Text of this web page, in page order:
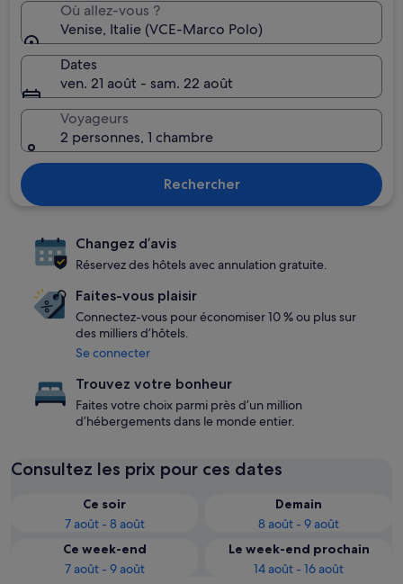
Où allez-vous ?
Venise, Italie (VCE-Marco Polo)
Dates
ven. 21 août - sam. 22 août
Voyageurs
2 personnes, 1 chambre
Rechercher
Changez d’avis
Réservez des hôtels avec annulation gratuite.
Faites-vous plaisir
Connectez-vous pour économiser 10 % ou plus sur
des milliers d’hôtels.
Se connecter
Trouvez votre bonheur
Faites votre choix parmi près d’un million
d’hébergements dans le monde entier.
Consultez les prix pour ces dates
Ce soir
7 août - 8 août
Demain
8 août - 9 août
Ce week-end
7 août - 9 août
Le week-end prochain
14 août - 16 août